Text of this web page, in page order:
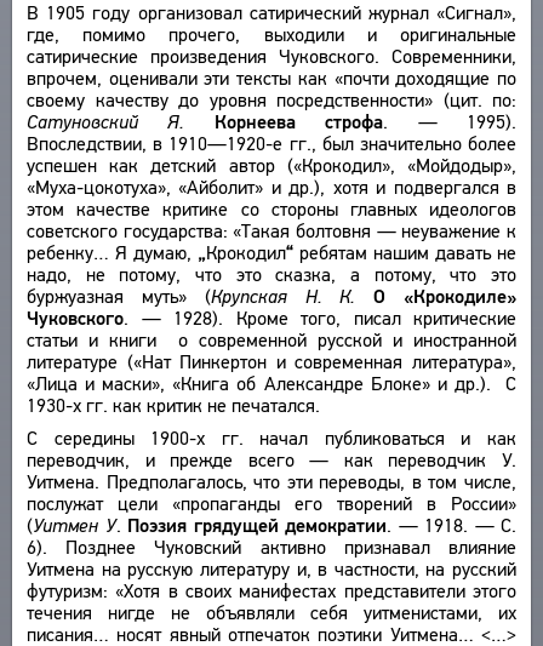
В 1905 году организовал сатирический журнал «Сигнал»,
где, помимо прочего, выходили и оригинальные
сатирические произведения Чуковского. Современники,
впрочем, оценивали эти тексты как «почти доходящие по
своему качеству до уровня посредственности» (цит. по:
Сатуновский Я.
Корнеева строфа. — 1995).
Впоследствии, в 1910—1920-е гг., был значительно более
успешен как детский автор («Крокодил», «Мойдодыр»,
«Муха-цокотуха», «Айболит» и др.), хотя и подвергался в
этом качестве критике со стороны главных идеологов
советского государства: «Такая болтовня — неуважение к
ребенку… Я думаю, „Крокодил“ ребятам нашим давать не
надо, не потому, что это сказка, а потому, что это
буржуазная муть» (Крупская Н. К.
О «Крокодиле»
Чуковского. — 1928). Кроме того, писал критические
статьи и книги о современной русской и иностранной
литературе («Нат Пинкертон и современная литература»,
«Лица и маски», «Книга об Александре Блоке» и др.). С
1930-х гг. как критик не печатался.
С середины 1900-х гг. начал публиковаться и как
переводчик, и прежде всего — как переводчик У.
Уитмена. Предполагалось, что эти переводы, в том числе,
послужат цели «пропаганды его творений в России»
(Уитмен У. Поэзия грядущей демократии. — 1918. — С.
6). Позднее Чуковский активно признавал влияние
Уитмена на русскую литературу и, в частности, на русский
футуризм: «Хотя в своих манифестах представители этого
течения нигде не объявляли себя уитменистами, их
писания… носят явный отпечаток поэтики Уитмена… <…>
ПОДСИСТЕМЫ
КОРПУС
БИБЛИОТЕКА
ЭНЦИКЛОПЕДИЯ
ТЕЗАУРУС
ФУНКЦИОНАЛЬНОСТЬ
УКАЗАТЕЛИ
ПОИСК
СВЯЗИ
СОЗДАТЕЛИ ПРОЕКТА
ПОЛЬЗОВАТЕЛЬСКОЕ СОГЛАШЕНИЕ
ЗАКЛАДКИ